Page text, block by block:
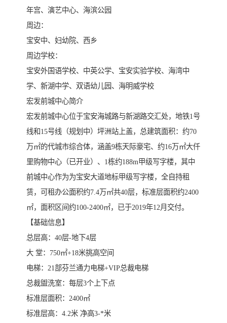
年宫、演艺中心、海滨公园
周边：
宝安中、妇幼院、西乡
周边学校：
宝安外国语学校、中英公学、宝安实验学校、海湾中
学、新湖中学、双语幼儿园、海明威学校
宏发前城中心简介
宏发前城中心位于宝安海城路与新湖路交汇处，地铁1号
线和15号线（规划中）坪洲站上盖，总建筑面积：约70
万㎡的代城市综合体，涵盖9栋天际豪宅、约16万㎡大仟
里购物中心（已开业）、1栋约188m甲级写字楼，其中
前城中心作为为宝安大道地标甲级写字楼，全自持租
赁，可租办公面积约7.4万㎡共40层，标准层面积约2400
㎡，面积区间约100-2400㎡，已于2019年12月交付。
【基础信息】
总层高：40层-地下4层
大 堂：750㎡+18米挑高空间
电梯：21部芬兰通力电梯+VIP总裁电梯
总裁盥洗室：每层3个上下点
标准层面积：2400㎡
标准层高：4.2米 净高3-*米